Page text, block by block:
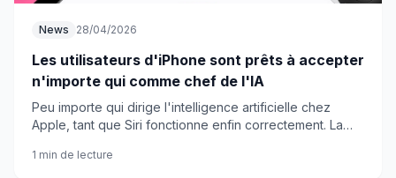
News 28/04/2026
Les utilisateurs d'iPhone sont prêts à accepter
n'importe qui comme chef de l'IA
Peu importe qui dirige l'intelligence artificielle chez
Apple, tant que Siri fonctionne enfin correctement. La
1 min de lecture